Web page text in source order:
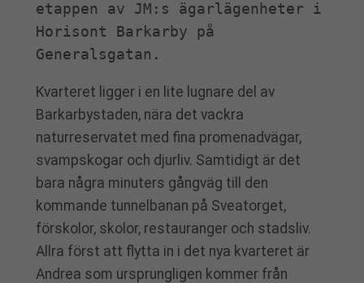
etappen av JM:s ägarlägenheter i
Horisont Barkarby på
Generalsgatan.
Kvarteret ligger i en lite lugnare del av
Barkarbystaden, nära det vackra
naturreservatet med fina promenadvägar,
svampskogar och djurliv. Samtidigt är det
bara några minuters gångväg till den
kommande tunnelbanan på Sveatorget,
förskolor, skolor, restauranger och stadsliv.
Allra först att flytta in i det nya kvarteret är
Andrea som ursprungligen kommer från